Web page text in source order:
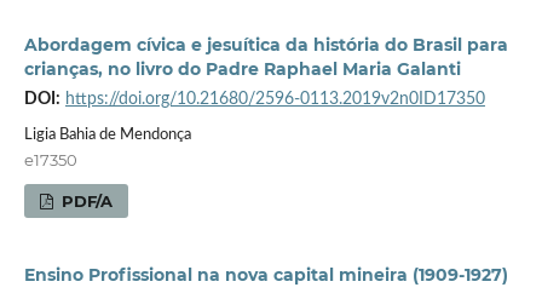
Abordagem cívica e jesuítica da história do Brasil para
crianças, no livro do Padre Raphael Maria Galanti
DOI: https://doi.org/10.21680/2596-0113.2019v2n0ID17350
Ligia Bahia de Mendonça
e17350
PDF/A
Ensino Profissional na nova capital mineira (1909-1927)